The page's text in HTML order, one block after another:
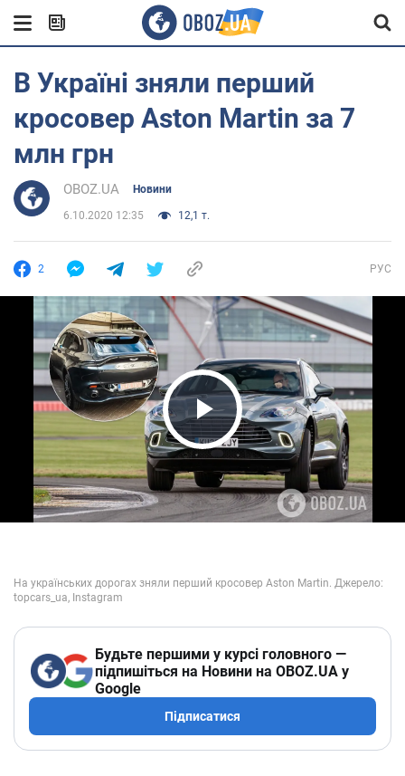
В Україні зняли перший
кросовер Aston Martin за 7
млн грн
OBOZ.UA Новини
6.10.2020 12:35 12,1 т.
2 РУС
Play Video
Будьте першими у курсі головного —
підпишіться на Новини на OBOZ.UA у
Google
Підписатися